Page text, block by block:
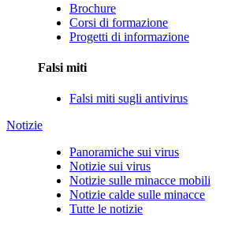
Brochure
Corsi di formazione
Progetti di informazione
Falsi miti
Falsi miti sugli antivirus
Notizie
Panoramiche sui virus
Notizie sui virus
Notizie sulle minacce mobili
Notizie calde sulle minacce
Tutte le notizie